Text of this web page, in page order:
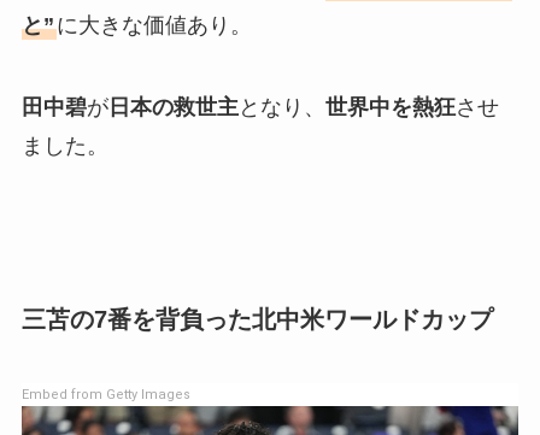
と”に大きな価値あり。
田中碧が日本の救世主 となり、 世界中を熱狂させ
ました。
三苫の7番を背負った北中米ワールドカップ
Embed from Getty Images